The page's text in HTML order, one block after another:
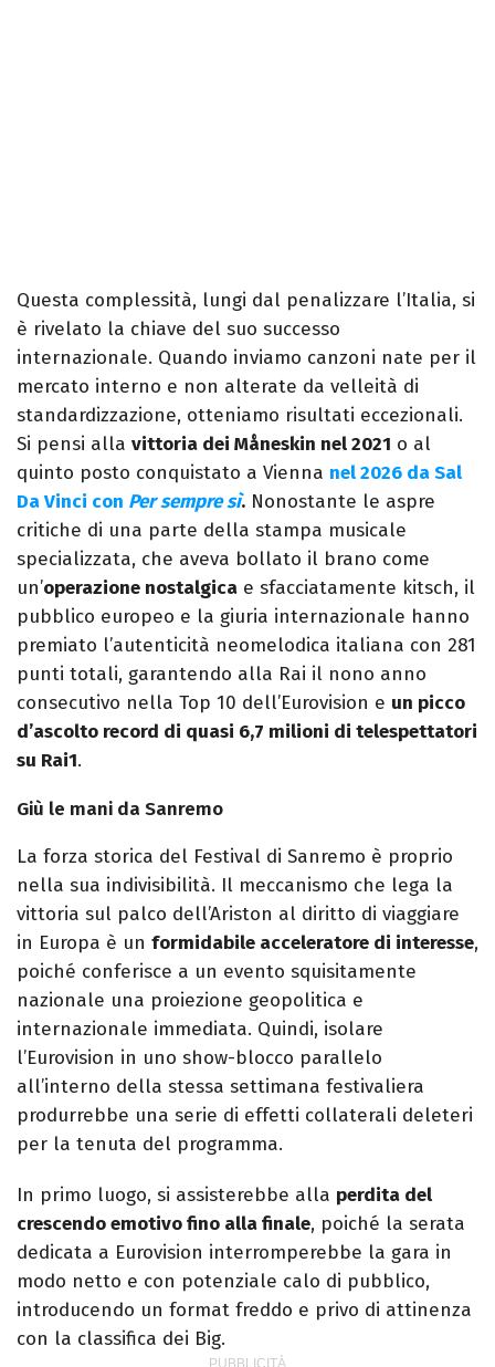
Questa complessità, lungi dal penalizzare l’Italia, si
è rivelato la chiave del suo successo
internazionale. Quando inviamo canzoni nate per il
mercato interno e non alterate da velleità di
standardizzazione, otteniamo risultati eccezionali.
Si pensi alla vittoria dei Måneskin nel 2021 o al
quinto posto conquistato a Vienna nel 2026 da Sal
Da Vinci con Per sempre sì. Nonostante le aspre
critiche di una parte della stampa musicale
specializzata, che aveva bollato il brano come
un’operazione nostalgica e sfacciatamente kitsch, il
pubblico europeo e la giuria internazionale hanno
premiato l’autenticità neomelodica italiana con 281
punti totali, garantendo alla Rai il nono anno
consecutivo nella Top 10 dell’Eurovision e un picco
d’ascolto record di quasi 6,7 milioni di telespettatori
su Rai1.
Giù le mani da Sanremo
La forza storica del Festival di Sanremo è proprio
nella sua indivisibilità. Il meccanismo che lega la
vittoria sul palco dell’Ariston al diritto di viaggiare
in Europa è un formidabile acceleratore di interesse,
poiché conferisce a un evento squisitamente
nazionale una proiezione geopolitica e
internazionale immediata. Quindi, isolare
l’Eurovision in uno show-blocco parallelo
all’interno della stessa settimana festivaliera
produrrebbe una serie di effetti collaterali deleteri
per la tenuta del programma.
In primo luogo, si assisterebbe alla perdita del
crescendo emotivo fino alla finale, poiché la serata
dedicata a Eurovision interromperebbe la gara in
modo netto e con potenziale calo di pubblico,
introducendo un format freddo e privo di attinenza
con la classifica dei Big.